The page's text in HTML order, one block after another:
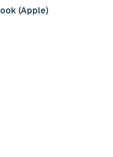
(Apple)